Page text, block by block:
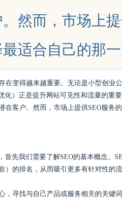
然而，市场上
适合自己的那
在变得越来越重要。无论是小型创业
化）正是提升网站可见性和流量的重
在客户。然而，市场上提供SEO服务
首先我们需要了解SEO的基本概念。
）的排名，从而吸引更多有针对性的
，寻找与自己产品或服务相关的关键